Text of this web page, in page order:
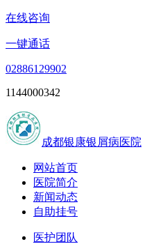
在线咨询
一键通话
02886129902
1144000342
成都银康银屑病医院
网站首页
医院简介
新闻动态
自助挂号
医护团队